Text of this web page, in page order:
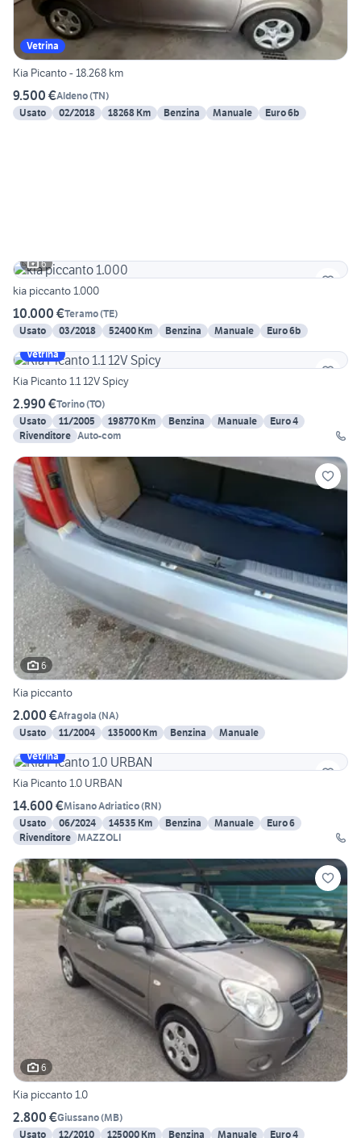
Vetrina
Kia Picanto - 18.268 km
9.500 €Aldeno(TN)
Usato
02/2018 18268 Km Benzina Manuale Euro 6b
6
kia piccanto 1.000
10.000 €Teramo(TE)
Usato
03/2018 52400 Km Benzina Manuale
Euro 6b
Vetrina
Kia Picanto 1.1 12V Spicy
2.990 €Torino(TO)
Usato
11/2005 198770 Km Benzina Manuale
Euro 4
Rivenditore Auto-com
6
Kia piccanto
2.000 €Afragola (NA)
Usato
11/2004 135000 Km Benzina
Manuale
Vetrina
Kia Picanto 1.0 URBAN
14.600 €Misano Adriatico(RN)
Usato
06/2024 14535 Km Benzina Manuale
Euro 6
Rivenditore MAZZOLI
6
Kia piccanto 1.0
2.800 €Giussano(MB)
Usato
12/2010 125000 Km Benzina Manuale Euro 4